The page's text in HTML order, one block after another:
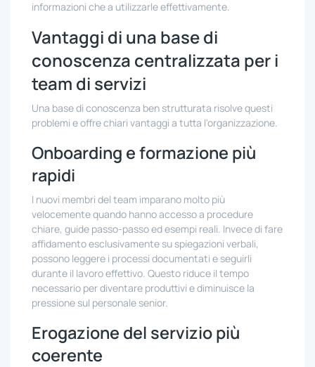
informazioni che a utilizzarle effettivamente.
Vantaggi di una base di
conoscenza centralizzata per i
team di servizi
Una base di conoscenza ben strutturata risolve questi
problemi e offre chiari vantaggi a tutta l'organizzazione.
Onboarding e formazione più
rapidi
I nuovi membri del team imparano molto più
velocemente quando hanno accesso a procedure
chiare, guide passo-passo ed esempi reali. Invece di fare
affidamento esclusivamente su spiegazioni verbali,
possono leggere i processi documentati e seguirli
durante il lavoro effettivo. Questo riduce il tempo
necessario per diventare produttivi e diminuisce la
pressione sul personale senior.
Erogazione del servizio più
coerente